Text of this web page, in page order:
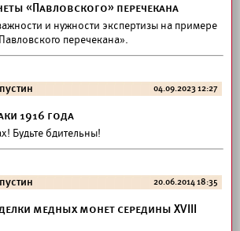
«Павловского» перечекана
и нужности экспертизы на примере
перечекана».
04.09.2023 12:27
1916 года
Будьте бдительны!
20.06.2014 18:35
медных монет середины XVIII